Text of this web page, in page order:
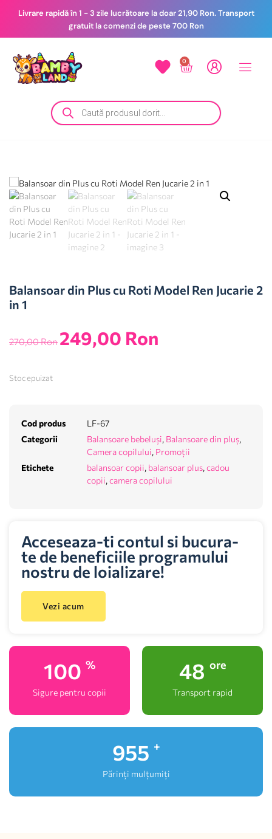
Livrare rapidă în 1 - 3 zile lucrătoare la doar 21,90 Ron. Transport
gratuit la comenzi de peste 700 Ron
0
Balansoar din Plus cu Roti Model Ren Jucarie 2
in 1
270,00Ron 249,00 Ron
Stoc epuizat
Cod produs
LF-67
Categorii
Balansoare bebeluși, Balansoare din pluș,
Camera copilului, Promoții
Etichete
balansoar copii, balansoar plus, cadou
copii, camera copilului
Acceseaza-ti contul si bucura-
te de beneficiile programului
nostru de loializare!
Vezi acum
100 %
Sigure pentru copii
48 ore
Transport rapid
1,000
Părinți mulțumiți